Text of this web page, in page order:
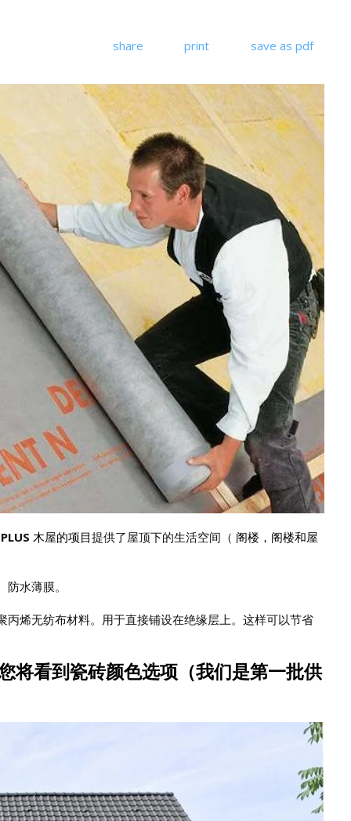
share print save as pdf
木屋的项目提供了屋顶下的生活空间（ 阁楼，阁楼和屋
水薄膜。
烯无纺布材料。用于直接铺设在绝缘层上。这样可以节省
将看到瓷砖颜色选项（我们是第一批供